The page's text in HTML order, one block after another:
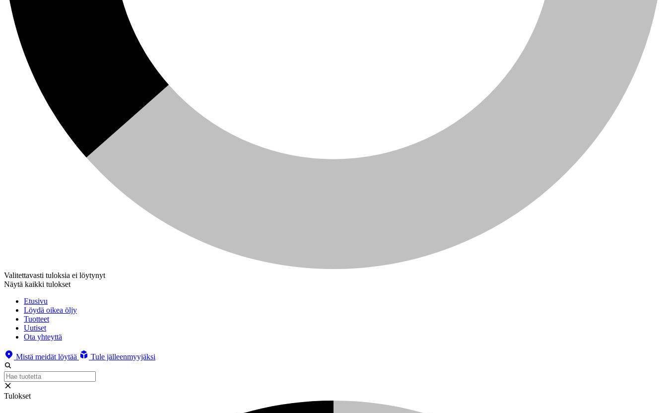
Valitettavasti tuloksia ei löytynyt
Näytä kaikki tulokset
Etusivu
Löydä oikea öljy
Tuotteet
Uutiset
Ota yhteyttä
Mistä meidät löytää Tule jälleenmyyjäksi
Tulokset